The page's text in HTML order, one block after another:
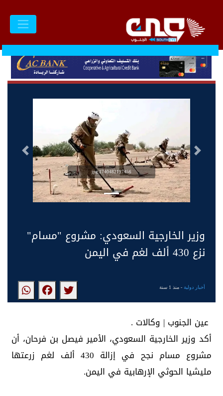
1740482197456.jpg
التالى السابق
وزير الخارجية السعودي: مشروع "مسام"
نزع 430 ألف لغم في اليمن
أخبار دولية- منذ 1 سنة
عين الجنوب | وكالات .
أكد وزير الخارجية السعودي، الأمير فيصل بن فرحان، أن
مشروع مسام نجح في إزالة 430 ألف لغم زرعتها
مليشيا الحوثي الإرهابية في اليمن.